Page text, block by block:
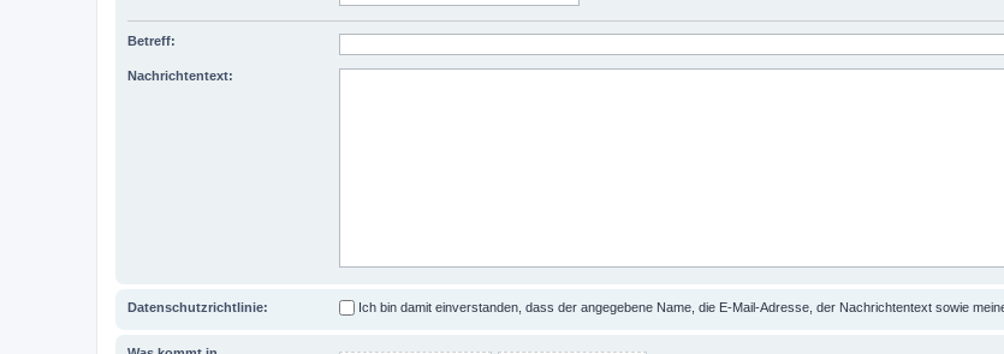
Betreff:
Nachrichtentext:
Datenschutzrichtlinie: Ich bin damit einverstanden, dass der angegebene Name, die E-Mail-Adresse, der Nachrichtentext sowie